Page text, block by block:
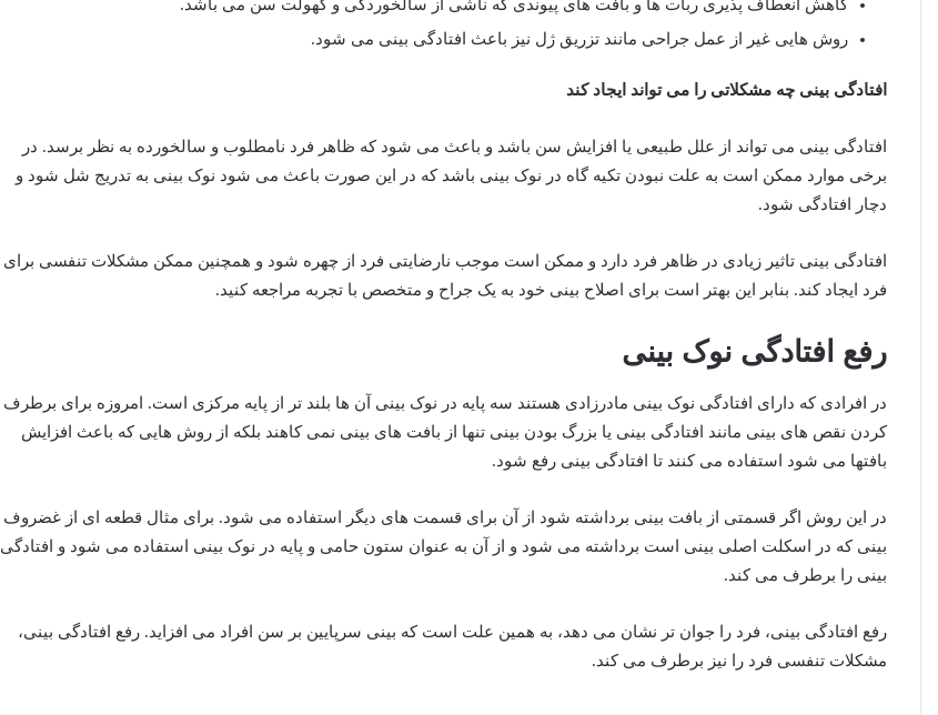
کاهش انعطاف پذیری ربات ها و بافت های پیوندی که ناشی از سالخوردگی و کهولت سن می باشد.
روش هایی غیر از عمل جراحی مانند تزریق ژل نیز باعث افتادگی بینی می شود.
افتادگی بینی چه مشکلاتی را می تواند ایجاد کند
افتادگی بینی می تواند از علل طبیعی یا افزایش سن باشد و باعث می شود که ظاهر فرد نامطلوب و سالخورده به نظر برسد. در
برخی موارد ممکن است به علت نبودن تکیه گاه در نوک بینی باشد که در این صورت باعث می شود نوک بینی به تدریج شل شود و
دچار افتادگی شود.
افتادگی بینی تاثیر زیادی در ظاهر فرد دارد و ممکن است موجب نارضایتی فرد از چهره شود و همچنین ممکن مشکلات تنفسی برای
فرد ایجاد کند. بنابر این بهتر است برای اصلاح بینی خود به یک جراح و متخصص با تجربه مراجعه کنید.
رفع افتادگی نوک بینی
در افرادی که دارای افتادگی نوک بینی مادرزادی هستند سه پایه در نوک بینی آن ها بلند تر از پایه مرکزی است. امروزه برای برطرف
کردن نقص های بینی مانند افتادگی بینی یا بزرگ بودن بینی تنها از بافت های بینی نمی کاهند بلکه از روش هایی که باعث افزایش
بافتها می شود استفاده می کنند تا افتادگی بینی رفع شود.
در این روش اگر قسمتی از بافت بینی برداشته شود از آن برای قسمت های دیگر استفاده می شود. برای مثال قطعه ای از غضروف
بینی که در اسکلت اصلی بینی است برداشته می شود و از آن به عنوان ستون حامی و پایه در نوک بینی استفاده می شود و افتادگی
بینی را برطرف می کند.
رفع افتادگی بینی، فرد را جوان تر نشان می دهد، به همین علت است که بینی سرپایین بر سن افراد می افزاید. رفع افتادگی بینی،
مشکلات تنفسی فرد را نیز برطرف می کند.